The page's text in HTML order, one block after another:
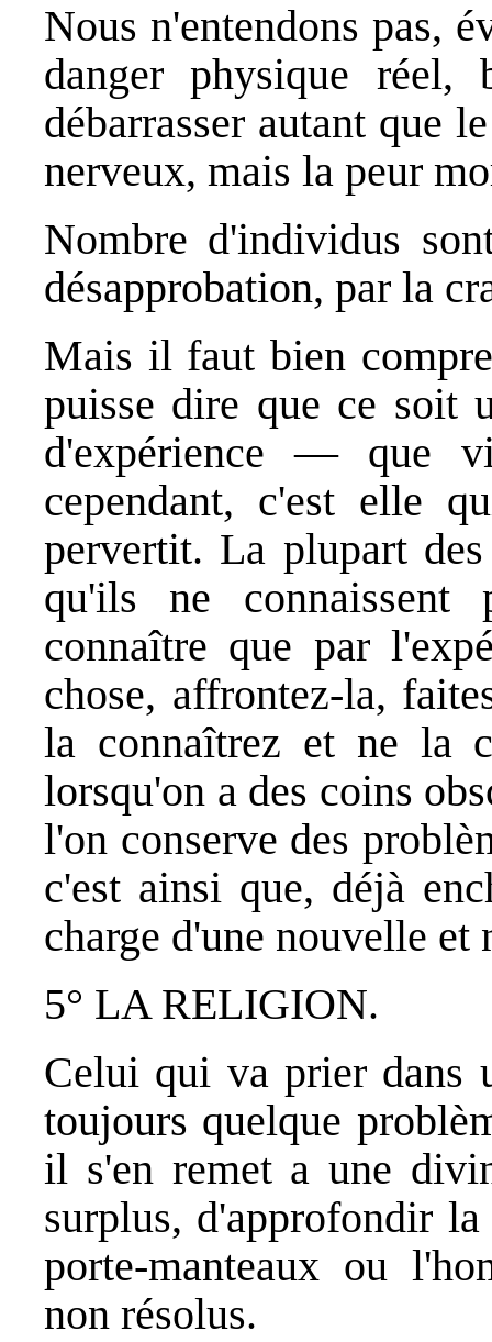
Nous n'entendons pas,
danger physique
débarrasser autant que
nerveux, mais la peur
Nombre d'individus
désapprobation, par la
Mais il faut bien
puisse dire que ce soit
d'expérience — que
cependant, c'est elle
pervertit. La plupart
qu'ils ne
connaître que par
chose, affrontez-la,
la connaîtrez et ne la
lorsqu'on a des coins
l'on conserve des
c'est ainsi que, déjà
charge d'une nouvelle
5° LA RELIGION.
Celui qui va prier dans
toujours quelque
il s'en remet a une
surplus, d'approfondir
porte-manteaux ou
non résolus.